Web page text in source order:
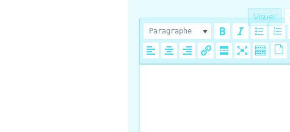
Visuel
Paragraphe